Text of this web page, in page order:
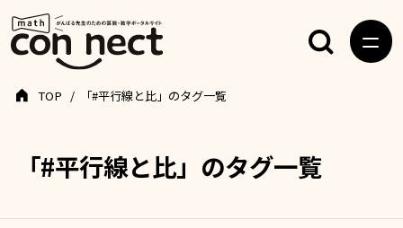
「#平行線と比」のタグ一覧
TOP 「#平行線と比」のタグ一覧